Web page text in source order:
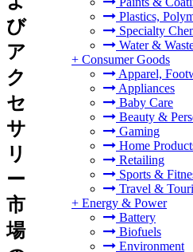
Plastics,
Specialty
Water &
+ Consumer Goods
Apparel,
Appliances
Baby Care
Beauty &
Gaming
Home
Retailing
Sports &
Travel &
+ Energy & Power
Battery
Biofuels
Environment
び
ア
ク
セ
サ
リ
ー
市
場